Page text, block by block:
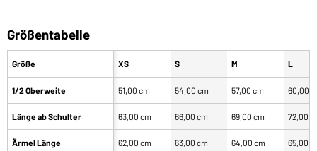
Größentabelle
Größe
1/2 Oberweite
Länge ab Schulter
Ärmel Länge
XS S M L
51,00 cm 54,00 cm 57,00 cm 60,00
63,00 cm 66,00 cm 69,00 cm 72,00
62,00 cm 63,00 cm 64,00 cm 65,00